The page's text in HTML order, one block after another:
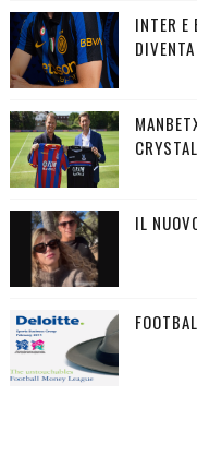
INTER E
IL